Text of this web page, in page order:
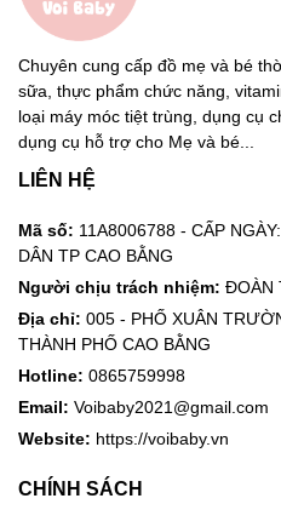
Chuyên cung cấp đồ mẹ và bé
sữa, thực phẩm chức năng,
loại máy móc tiệt trùng, dụng cụ
dụng cụ hỗ trợ cho Mẹ và bé...
LIÊN HỆ
Mã số: 11A8006788 - CẤP
DÂN TP CAO BẰNG
Người chịu trách nhiệm: ĐOÀN
Địa chỉ: 005 - PHỐ XUÂN
THÀNH PHỐ CAO BẰNG
Hotline: 0865759998
Email: Voibaby2021@gmail.com
Website: https://voibaby.vn
CHÍNH SÁCH